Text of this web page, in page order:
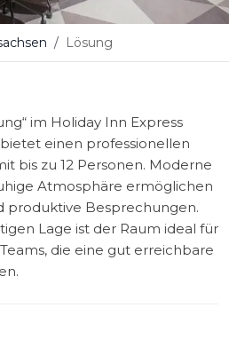
Lösung
im Holiday Inn Express
einen professionellen
bis zu 12 Personen. Moderne
Atmosphäre ermöglichen
produktive Besprechungen.
Lage ist der Raum ideal für
die eine gut erreichbare